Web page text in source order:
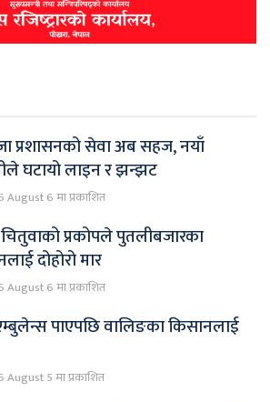
प्रशासनको सेवा अब सहज, नयाँ
घटायो लाइन र झन्झट
August 6 मा प्रकाशित
चितुवाको प्रकोपले पुतलीबजारका
दोहोरो मार
August 6 मा प्रकाशित
पाएपछि वालिङका किसानलाई
August 5 मा प्रकाशित